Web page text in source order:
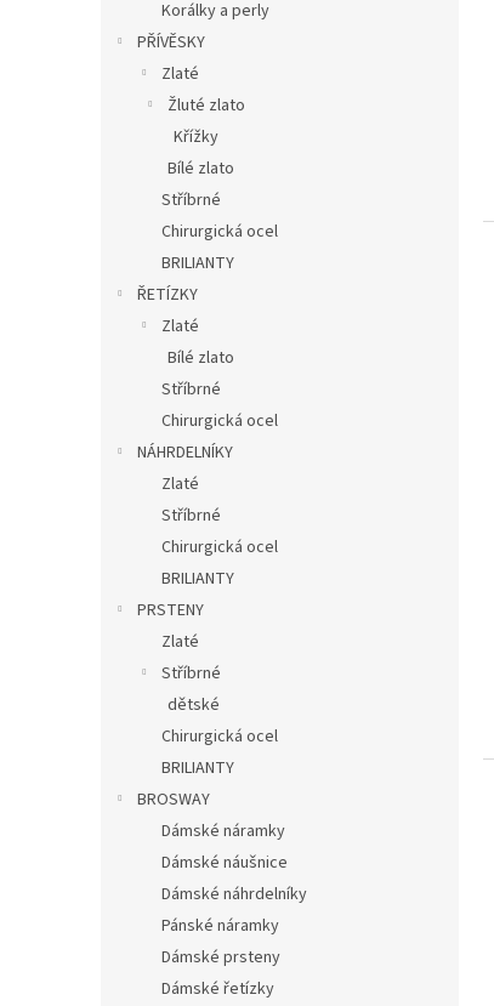
Korálky a perly
PŘÍVĚSKY
Zlaté
Žluté zlato
Křížky
Bílé zlato
Stříbrné
Chirurgická ocel
BRILIANTY
ŘETÍZKY
Zlaté
Bílé zlato
Stříbrné
Chirurgická ocel
NÁHRDELNÍKY
Zlaté
Stříbrné
Chirurgická ocel
BRILIANTY
PRSTENY
Zlaté
Stříbrné
dětské
Chirurgická ocel
BRILIANTY
BROSWAY
Dámské náramky
Dámské náušnice
Dámské náhrdelníky
Pánské náramky
Dámské prsteny
Dámské řetízky